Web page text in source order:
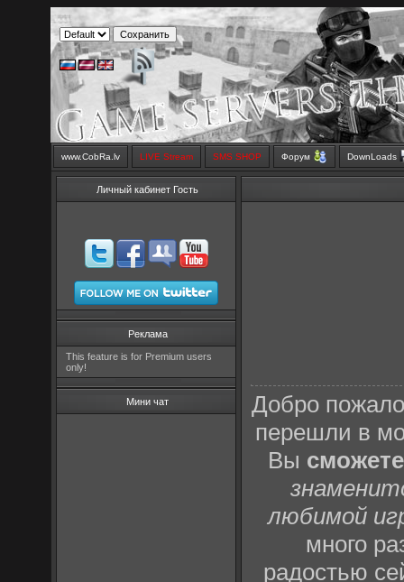
www.CobRa.lv LIVE Stream SMS SHOP Форум DownLoads
Личный кабинет Гость
Реклама
This feature is for Premium users
only!
Мини чат
Добро
перешли в
Вы
любимой
много
радостью